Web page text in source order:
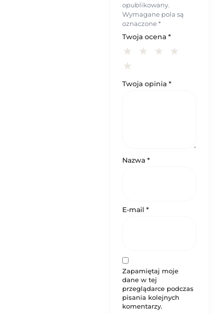
opublikowany.
Wymagane pola są
oznaczone*
Twoja ocena *
Twoja opinia *
Nazwa *
E-mail *
Zapamiętaj moje
dane w tej
przeglądarce podczas
pisania kolejnych
komentarzy.